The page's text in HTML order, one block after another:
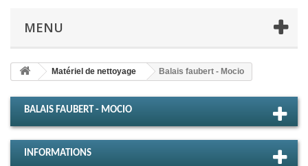
MENU
Matériel de nettoyage Balais faubert - Mocio
BALAIS FAUBERT - MOCIO
INFORMATIONS